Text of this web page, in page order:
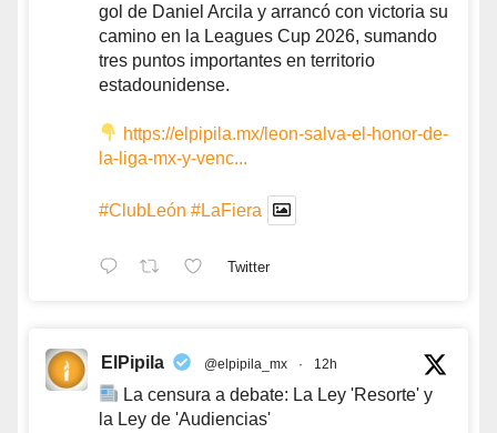
gol de Daniel Arcila y arrancó con victoria su
camino en la Leagues Cup 2026, sumando
tres puntos importantes en territorio
estadounidense.
https://elpipila.mx/leon-salva-el-honor-de-
la-liga-mx-y-venc...
#ClubLeón #LaFiera
Twitter
ElPipila @elpipila_mx · 12h
La censura a debate: La Ley 'Resorte' y
la Ley de 'Audiencias'